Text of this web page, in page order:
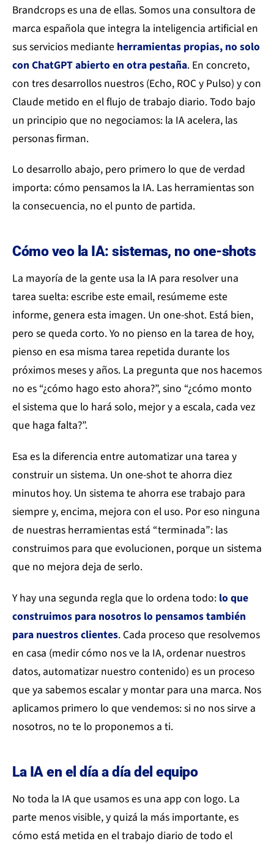
Brandcrops es una de ellas. Somos una consultora de
marca española que integra la inteligencia artificial en
sus servicios mediante herramientas propias, no solo
con ChatGPT abierto en otra pestaña. En concreto,
con tres desarrollos nuestros (Echo, ROC y Pulso) y con
Claude metido en el flujo de trabajo diario. Todo bajo
un principio que no negociamos: la IA acelera, las
personas firman.
Lo desarrollo abajo, pero primero lo que de verdad
importa: cómo pensamos la IA. Las herramientas son
la consecuencia, no el punto de partida.
Cómo veo la IA: sistemas, no one-shots
La mayoría de la gente usa la IA para resolver una
tarea suelta: escribe este email, resúmeme este
informe, genera esta imagen. Un one-shot. Está bien,
pero se queda corto. Yo no pienso en la tarea de hoy,
pienso en esa misma tarea repetida durante los
próximos meses y años. La pregunta que nos hacemos
no es “¿cómo hago esto ahora?”, sino “¿cómo monto
el sistema que lo hará solo, mejor y a escala, cada vez
que haga falta?”.
Esa es la diferencia entre automatizar una tarea y
construir un sistema. Un one-shot te ahorra diez
minutos hoy. Un sistema te ahorra ese trabajo para
siempre y, encima, mejora con el uso. Por eso ninguna
de nuestras herramientas está “terminada”: las
construimos para que evolucionen, porque un sistema
que no mejora deja de serlo.
Y hay una segunda regla que lo ordena todo: lo que
construimos para nosotros lo pensamos también
para nuestros clientes. Cada proceso que resolvemos
en casa (medir cómo nos ve la IA, ordenar nuestros
datos, automatizar nuestro contenido) es un proceso
que ya sabemos escalar y montar para una marca. Nos
aplicamos primero lo que vendemos: si no nos sirve a
nosotros, no te lo proponemos a ti.
La IA en el día a día del equipo
No toda la IA que usamos es una app con logo. La
parte menos visible, y quizá la más importante, es
cómo está metida en el trabajo diario de todo el